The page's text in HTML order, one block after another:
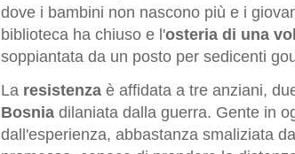
dove i bambini non nascono più e i
biblioteca ha chiuso e l'osteria di una
soppiantata da un posto per sedicenti
La resistenza è affidata a tre anziani,
Bosnia dilaniata dalla guerra. Gente in
dall'esperienza, abbastanza smaliziata